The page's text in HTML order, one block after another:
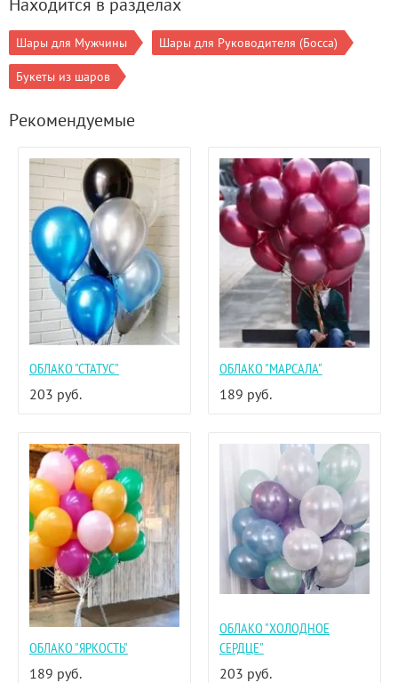
Находится в разделах
Шары для Мужчины Шары для Руководителя (Босса)
Букеты из шаров
Рекомендуемые
ОБЛАКО "СТАТУС"
203 руб.
ОБЛАКО "МАРСАЛА"
189 руб.
ОБЛАКО "ЯРКОСТЬ"
189 руб.
ОБЛАКО "ХОЛОДНОЕ
СЕРДЦЕ"
203 руб.